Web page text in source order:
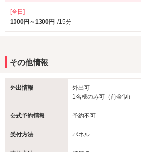
[全日]
1000円～1300円 /15分
その他情報
外出情報
外出可
1名様のみ可（前金制）
公式予約情報 予約不可
受付方法 パネル